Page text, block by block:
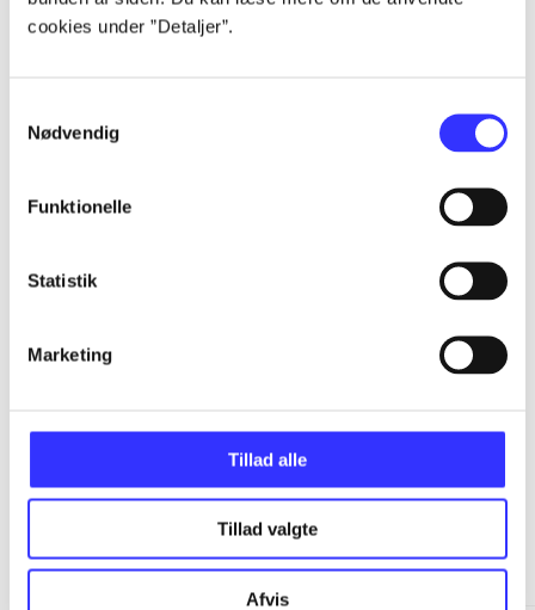
cookies under ”Detaljer”.
Nødvendig
Funktionelle
Statistik
Marketing
Tillad alle
Tillad valgte
Afvis
...
...
...
...
Minder om